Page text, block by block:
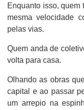
Enquanto isso, quem
mesma velocidade
pelas vias.
Quem anda de
volta para casa.
Olhando as obras
capital e ao passar
um arrepio na